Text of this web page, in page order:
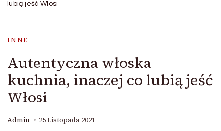
lubią jeść Włosi
INNE
Autentyczna włoska
kuchnia, inaczej co lubią jeść
Włosi
Admin 25 Listopada 2021